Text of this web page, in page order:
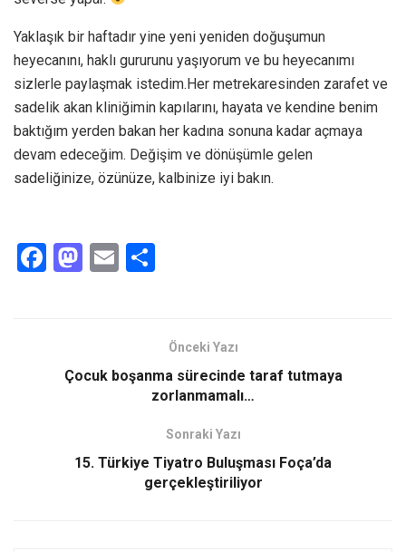
Yaklaşık bir haftadır yine yeni yeniden doğuşumun
heyecanını, haklı gururunu yaşıyorum ve bu heyecanımı
sizlerle paylaşmak istedim.Her metrekaresinden zarafet ve
sadelik akan kliniğimin kapılarını, hayata ve kendine benim
baktığım yerden bakan her kadına sonuna kadar açmaya
devam edeceğim. Değişim ve dönüşümle gelen
sadeliğinize, özünüze, kalbinize iyi bakın.
F
M
d
E
Önceki Yazı
Çocuk boşanma sürecinde taraf tutmaya
zorlanmamalı…
Sonraki Yazı
15. Türkiye Tiyatro Buluşması Foça’da
gerçekleştiriliyor